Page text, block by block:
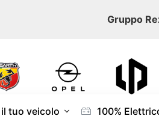
Gruppo
tuo veicolo 100%